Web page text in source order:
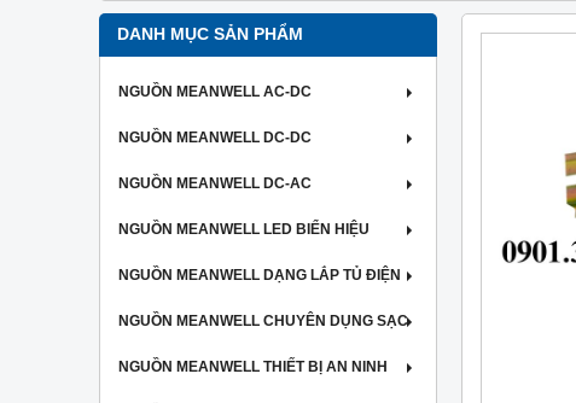
DANH MỤC SẢN PHẨM
NGUỒN MEANWELL AC-DC
NGUỒN MEANWELL DC-DC
NGUỒN MEANWELL DC-AC
NGUỒN MEANWELL LED BIỂN HIỆU
NGUỒN MEANWELL DẠNG LẮP TỦ ĐIỆN
NGUỒN MEANWELL CHUYÊN DỤNG SẠC
NGUỒN MEANWELL THIẾT BỊ AN NINH